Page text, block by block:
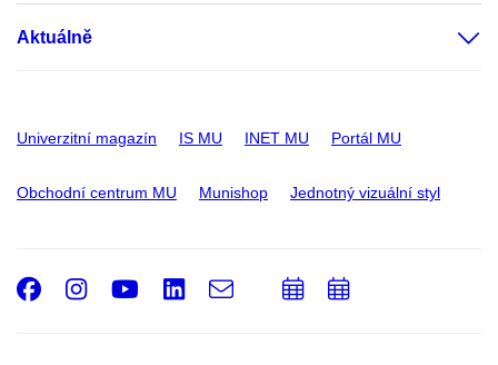
Aktuálně
Univerzitní magazín IS MU INET MU Portál MU
Obchodní centrum MU Munishop Jednotný vizuální styl
Facebook
Instagram
Youtube
LinkedIn
e-
PřidatPřidat